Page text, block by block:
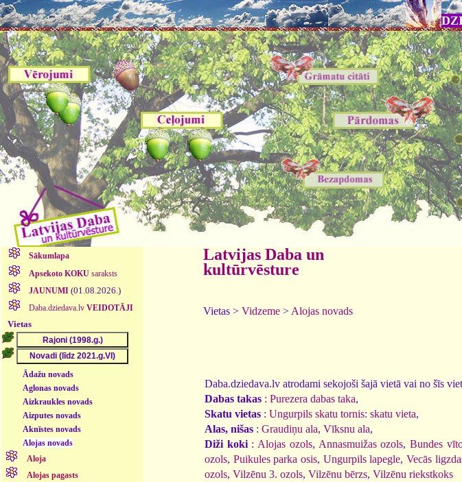
Sākumlapa
Apsekoto KOKUsaraksts
JAUNUMI (01.08.2026.)
Daba.dziedava.lv VEIDOTĀJI
Vietas
Ādažu novads
Aglonas novads
Aizkraukles novads
Aizputes novads
Aknīstes novads
Alojas novads
Aloja
Alojas pagasts
Latvijas Daba un
kultūrvēsture
Vietas > Vidzeme > Alojas novads
Daba.dziedava.lv atrodami sekojoši šajā vietā vai no šīs
Dabas takas : Purezera dabas taka,
Skatu vietas : Ungurpils skatu tornis: skatu vieta,
Alas, nišas : Graudiņu ala, Vīksnu ala,
Diži koki: Alojas ozols, Annasmuižas ozols, Bundes
ozols, Puikules parka osis, Ungurpils lapegle,Vecās
ozols, Vilzēnu 3. ozols, Vilzēnu bērzs, Vilzēnu riekstkoks